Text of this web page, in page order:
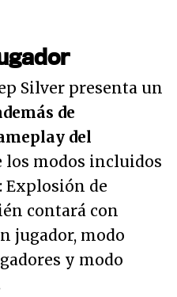
Silver presenta un
de
del
los modos incluidos
Explosión de
contará con
jugador, modo
y modo